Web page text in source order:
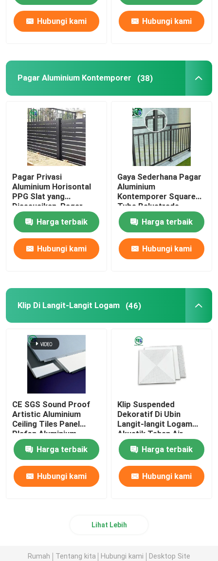
Hubungi kami Hubungi kami
Pagar Aluminium Kontemporer (38)
Pagar Privasi
Aluminium Horisontal
PPG Slat yang
Disesuaikan, Pagar
Taman Aluminium
Harga terbaik
Hubungi kami
Gaya Sederhana Pagar
Aluminium
Kontemporer Square
Tube Balustrade
Harga terbaik
Hubungi kami
Klip Di Langit-Langit Logam (46)
CE SGS Sound Proof
Artistic Aluminium
Ceiling Tiles Panel
Plafon Aluminium
Berlubang Unik
Harga terbaik
Hubungi kami
Klip Suspended
Dekoratif Di Ubin
Langit-langit Logam
Akustik Tahan Air
600mm * 600mm
Harga terbaik
Hubungi kami
Lihat Lebih
Rumah Tentang kita Hubungi kami Desktop Site